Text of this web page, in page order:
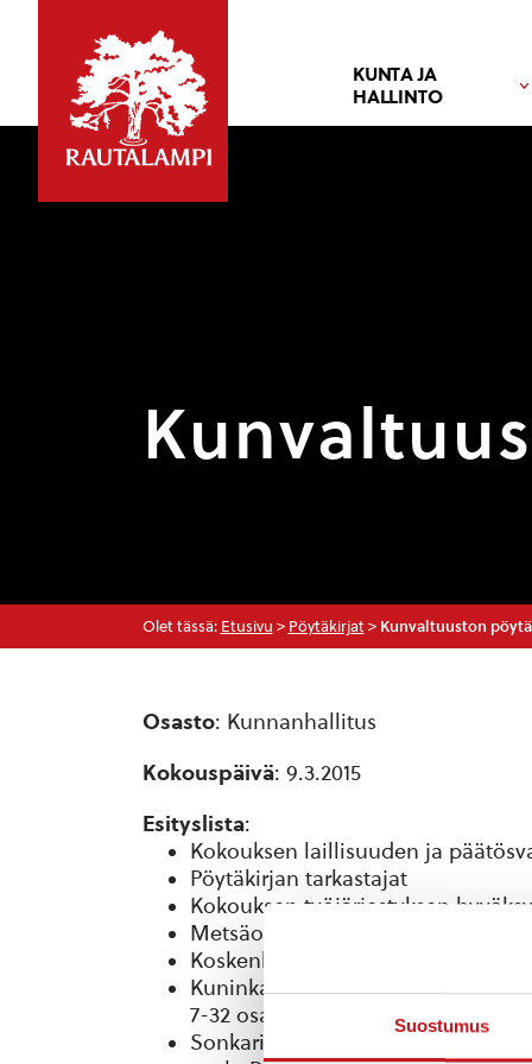
Suostumus
KUNTA JA
HALLINTO
Olet tässä: Etusivu > Pöytäkirjat> Kunvaltuuston
Osasto: Kunnanhallitus
Kokouspäivä: 9.3.2015
Esityslista:
Kokouksen laillisuuden ja
Pöytäkirjan tarkastajat
Kokouksen työjärjestyksen
Metsäorsjoen 53:2 tilan
Koskenkorva 4:76 tilan ranta-
Kuninkaansaari, Niiniveden
7-32 osalta
Sonkari-Kiesimä